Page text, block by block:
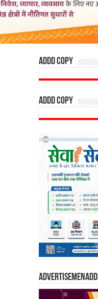
addd copy
addd copy